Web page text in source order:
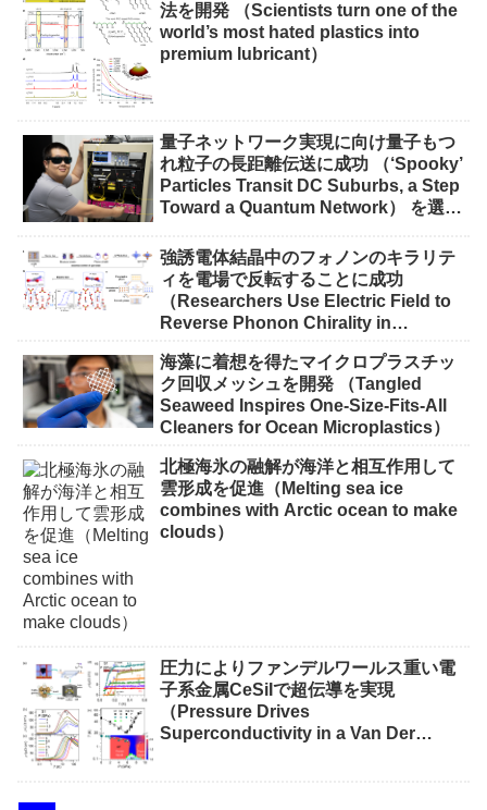
法を開発 （Scientists turn one of the
world’s most hated plastics into
premium lubricant）
量子ネットワーク実現に向け量子もつ
れ粒子の長距離伝送に成功 （‘Spooky’
Particles Transit DC Suburbs, a Step
Toward a Quantum Network） を選択
れ粒子の長距離伝送に成功 （‘Spooky’
Particles Transit DC Suburbs, a Step
Toward a Quantum Network）
強誘電体結晶中のフォノンのキラリテ
ィを電場で反転することに成功
（Researchers Use Electric Field to
Reverse Phonon Chirality in
海藻に着想を得たマイクロプラスチッ
ク回収メッシュを開発 （Tangled
Seaweed Inspires One-Size-Fits-All
Cleaners for Ocean Microplastics）
北極海氷の融解が海洋と相互作用して
雲形成を促進（Melting sea ice
combines with Arctic ocean to make
clouds）
圧力によりファンデルワールス重い電
子系金属CeSiIで超伝導を実現
（Pressure Drives
Superconductivity in a Van Der